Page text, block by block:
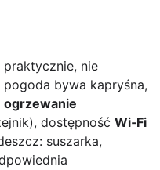
praktycznie, nie
pogoda bywa kapryśna,
ogrzewanie
dostępność Wi‑Fi
suszarka,